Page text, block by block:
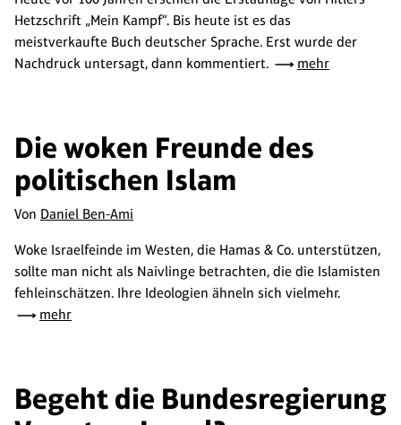
Hetzschrift „Mein Kampf“. Bis heute ist es das
meistverkaufte Buch deutscher Sprache. Erst wurde der
Nachdruck untersagt, dann kommentiert.
mehr
Die woken Freunde des
politischen Islam
Von Daniel Ben-Ami
Woke Israelfeinde im Westen, die Hamas & Co. unterstützen,
sollte man nicht als Naivlinge betrachten, die die Islamisten
fehleinschätzen. Ihre Ideologien ähneln sich vielmehr.
mehr
Begeht die Bundesregierung